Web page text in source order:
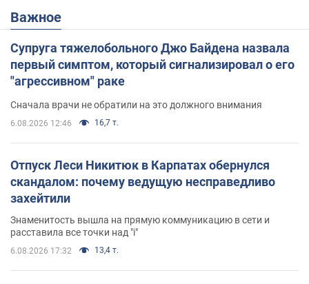
Важное
Супруга тяжелобольного Джо Байдена назвала
первый симптом, который сигнализировал о его
"агрессивном" раке
Сначала врачи не обратили на это должного внимания
6.08.2026 12:46 16,7 т.
Отпуск Леси Никитюк в Карпатах обернулся
скандалом: почему ведущую несправедливо
захейтили
Знаменитость вышла на прямую коммуникацию в сети и
расставила все точки над "i"
6.08.2026 17:32 13,4 т.